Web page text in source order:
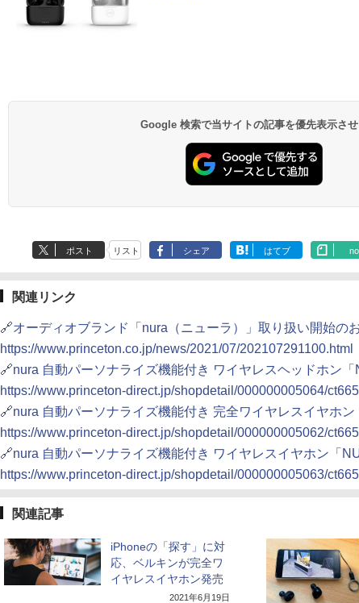
Google 検索で当サイトの記事を優先表示さ
ポスト リスト シェア はてブ
関連リンク
🔗オーディオブランド「nura（ニューラ）」取り扱い開始の
https://www.princeton.co.jp/news/2021/07/202107291100.html
🔗nura 自動パーソナライズ機能付き ワイヤレスヘッドホン「
https://www.princeton-direct.jp/shopdetail/000000005064/
🔗nura 自動パーソナライズ機能付き 完全ワイヤレスイヤホン
https://www.princeton-direct.jp/shopdetail/000000005062/
🔗nura 自動パーソナライズ機能付き ワイヤレスイヤホン「
https://www.princeton-direct.jp/shopdetail/000000005063/
関連記事
iPhoneの「探す」に対
応、ベルキンが完全ワ
イヤレスイヤホン発売
2021年6月19日